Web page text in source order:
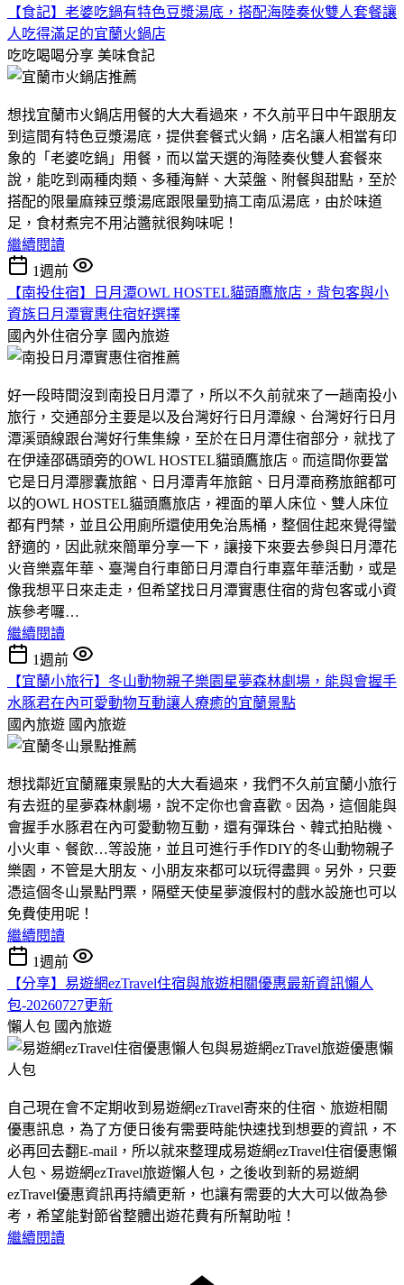
【食記】老婆吃鍋有特色豆漿湯底，搭配海陸奏伙雙人套餐讓
人吃得滿足的宜蘭火鍋店
吃吃喝喝分享 美味食記
想找宜蘭市火鍋店用餐的大大看過來，不久前平日中午跟朋友
到這間有特色豆漿湯底，提供套餐式火鍋，店名讓人相當有印
象的「老婆吃鍋」用餐，而以當天選的海陸奏伙雙人套餐來
說，能吃到兩種肉類、多種海鮮、大菜盤、附餐與甜點，至於
搭配的限量麻辣豆漿湯底跟限量勁搞工南瓜湯底，由於味道
足，食材煮完不用沾醬就很夠味呢！
繼續閱讀
1週前
【南投住宿】日月潭OWL HOSTEL貓頭鷹旅店，背包客與小
資族日月潭實惠住宿好選擇
國內外住宿分享 國內旅遊
好一段時間沒到南投日月潭了，所以不久前就來了一趟南投小
旅行，交通部分主要是以及台灣好行日月潭線、台灣好行日月
潭溪頭線跟台灣好行集集線，至於在日月潭住宿部分，就找了
在伊達邵碼頭旁的OWL HOSTEL貓頭鷹旅店。而這間你要當
它是日月潭膠囊旅館、日月潭青年旅館、日月潭商務旅館都可
以的OWL HOSTEL貓頭鷹旅店，裡面的單人床位、雙人床位
都有門禁，並且公用廁所還使用免治馬桶，整個住起來覺得蠻
舒適的，因此就來簡單分享一下，讓接下來要去參與日月潭花
火音樂嘉年華、臺灣自行車節日月潭自行車嘉年華活動，或是
像我想平日來走走，但希望找日月潭實惠住宿的背包客或小資
族參考囉…
繼續閱讀
1週前
【宜蘭小旅行】冬山動物親子樂園星夢森林劇場，能與會握手
水豚君在內可愛動物互動讓人療癒的宜蘭景點
國內旅遊 國內旅遊
想找鄰近宜蘭羅東景點的大大看過來，我們不久前宜蘭小旅行
有去逛的星夢森林劇場，說不定你也會喜歡。因為，這個能與
會握手水豚君在內可愛動物互動，還有彈珠台、韓式拍貼機、
小火車、餐飲…等設施，並且可進行手作DIY的冬山動物親子
樂園，不管是大朋友、小朋友來都可以玩得盡興。另外，只要
憑這個冬山景點門票，隔壁天使星夢渡假村的戲水設施也可以
免費使用呢！
繼續閱讀
1週前
【分享】易遊網ezTravel住宿與旅遊相關優惠最新資訊懶人
包-20260727更新
懶人包 國內旅遊
自己現在會不定期收到易遊網ezTravel寄來的住宿、旅遊相關
優惠訊息，為了方便日後有需要時能快速找到想要的資訊，不
必再回去翻E-mail，所以就來整理成易遊網ezTravel住宿優惠懶
人包、易遊網ezTravel旅遊懶人包，之後收到新的易遊網
ezTravel優惠資訊再持續更新，也讓有需要的大大可以做為參
考，希望能對節省整體出遊花費有所幫助啦！
繼續閱讀